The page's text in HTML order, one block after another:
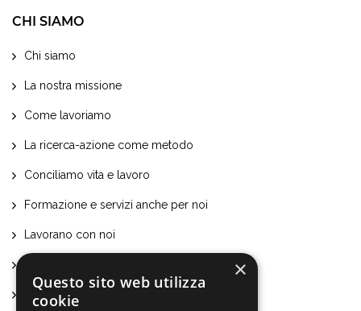
CHI SIAMO
Chi siamo
La nostra missione
Come lavoriamo
La ricerca-azione come metodo
Conciliamo vita e lavoro
Formazione e servizi anche per noi
Lavorano con noi
Bilancio sociale ed economico
×
Questo sito web utilizza
cookie